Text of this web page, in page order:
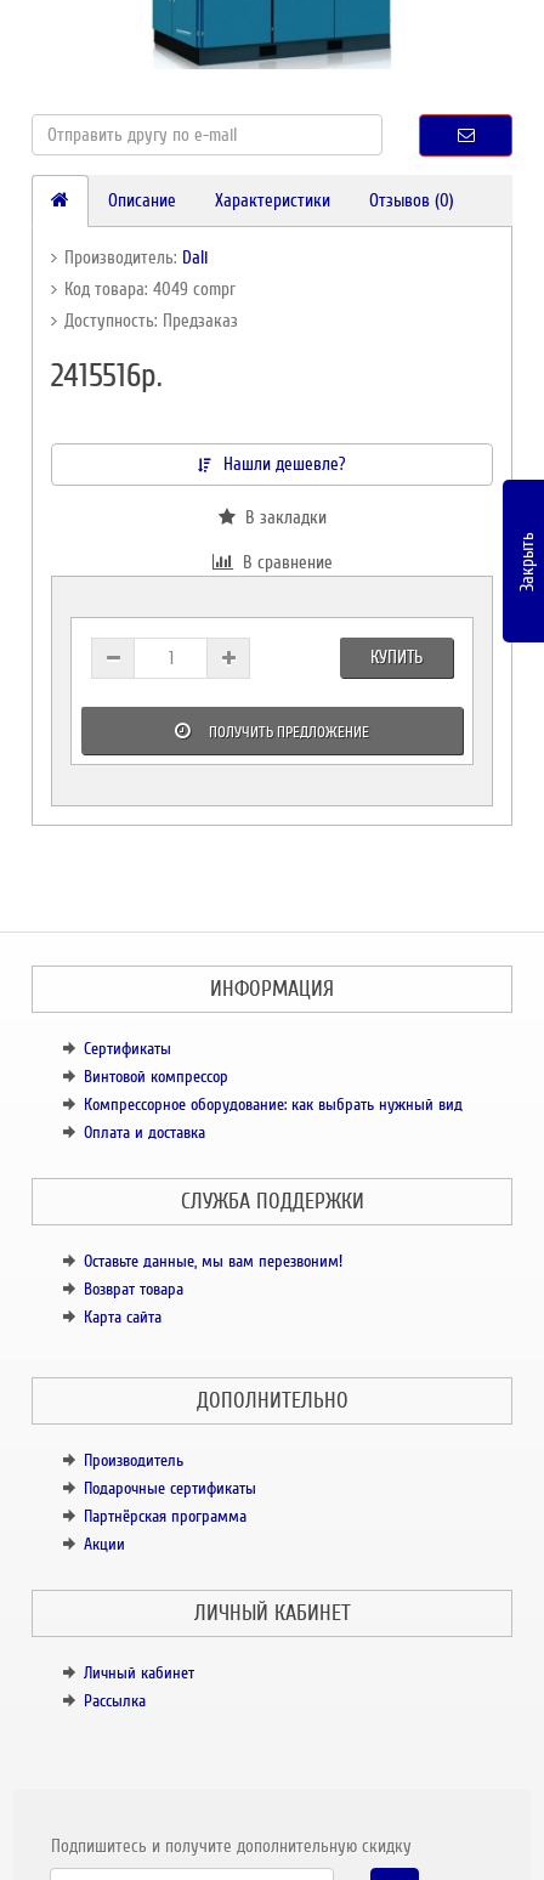
Описание Характеристики Отзывов (0)
Производитель: Dali
Код товара: 4049 compr
Доступность: Предзаказ
2415516р.
Нашли дешевле?
В закладки
В сравнение
КУПИТЬ
ПОЛУЧИТЬ ПРЕДЛОЖЕНИЕ
ИНФОРМАЦИЯ
Сертификаты
Винтовой компрессор
Компрессорное оборудование: как выбрать нужный вид
Оплата и доставка
СЛУЖБА ПОДДЕРЖКИ
Оставьте данные, мы вам перезвоним!
Возврат товара
Карта сайта
ДОПОЛНИТЕЛЬНО
Производитель
Подарочные сертификаты
Партнёрская программа
Акции
ЛИЧНЫЙ КАБИНЕТ
Личный кабинет
Рассылка
Подпишитесь и получите дополнительную скидку
Закрыть